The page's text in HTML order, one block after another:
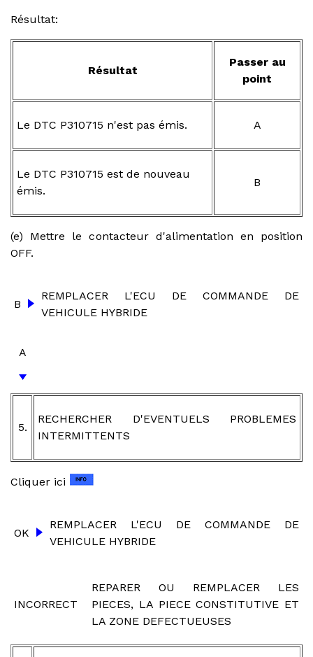
Résultat:
Résultat
Passer au
point
Le DTC P310715 n'est pas émis. A
Le DTC P310715 est de nouveau
émis.
B
(e) Mettre le contacteur d'alimentation en position
OFF.
B
REMPLACER L'ECU DE COMMANDE DE
VEHICULE HYBRIDE
A
5.
RECHERCHER D'EVENTUELS PROBLEMES
INTERMITTENTS
Cliquer ici
OK
REMPLACER L'ECU DE COMMANDE DE
VEHICULE HYBRIDE
INCORRECT
REPARER OU REMPLACER LES
PIECES, LA PIECE CONSTITUTIVE ET
LA ZONE DEFECTUEUSES